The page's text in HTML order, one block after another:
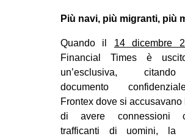
bsky
ms
SEARCH
Più navi, più migranti, più
Quando il 14 dicembre
Financial Times è
un’esclusiva,
documento
Frontex dove si accusavano
di avere connessioni
trafficanti di uomini, la